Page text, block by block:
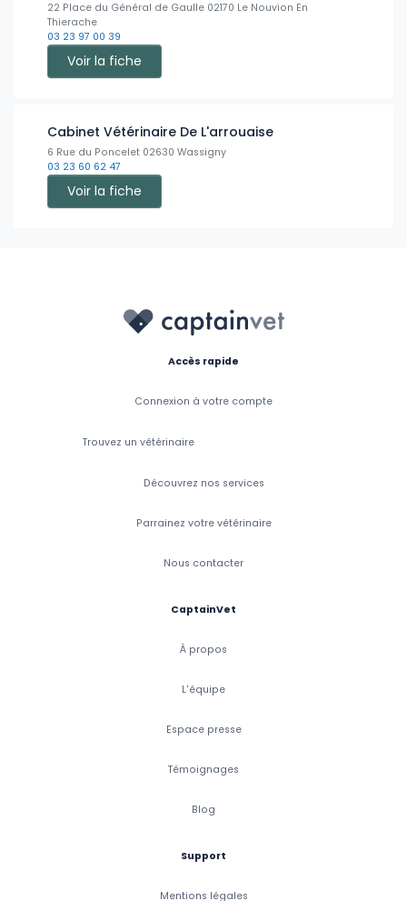
22 Place du Général de Gaulle 02170 Le Nouvion En
Thierache
03 23 97 00 39
Voir la fiche
Cabinet Vétérinaire De L'arrouaise
6 Rue du Poncelet 02630 Wassigny
03 23 60 62 47
Voir la fiche
Accès rapide
Connexion à votre compte
Trouvez un vétérinaire
Découvrez nos services
Parrainez votre vétérinaire
Nous contacter
CaptainVet
À propos
L'équipe
Espace presse
Témoignages
Blog
Support
Mentions légales